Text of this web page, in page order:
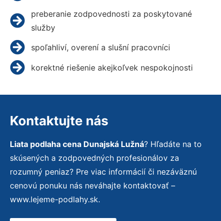
preberanie zodpovednosti za poskytované
služby
spoľahliví, overení a slušní pracovníci
korektné riešenie akejkoľvek nespokojnosti
Kontaktujte nás
Liata podlaha cena Dunajská Lužná? Hľadáte na to
skúsených a zodpovedných profesionálov za
rozumný peniaz? Pre viac informácií či nezáväznú
cenovú ponuku nás neváhajte kontaktovať –
www.lejeme-podlahy.sk.